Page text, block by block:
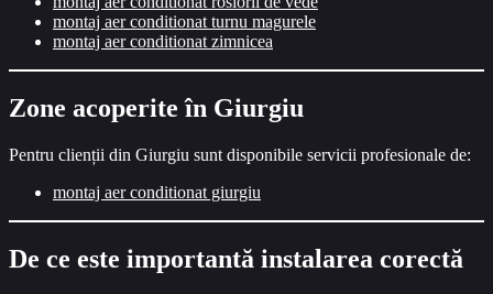
montaj aer conditionat turnu magurele
montaj aer conditionat zimnicea
Zone acoperite în Giurgiu
Pentru clienții din Giurgiu sunt disponibile servicii profesionale de:
montaj aer conditionat giurgiu
De ce este importantă instalarea corectă